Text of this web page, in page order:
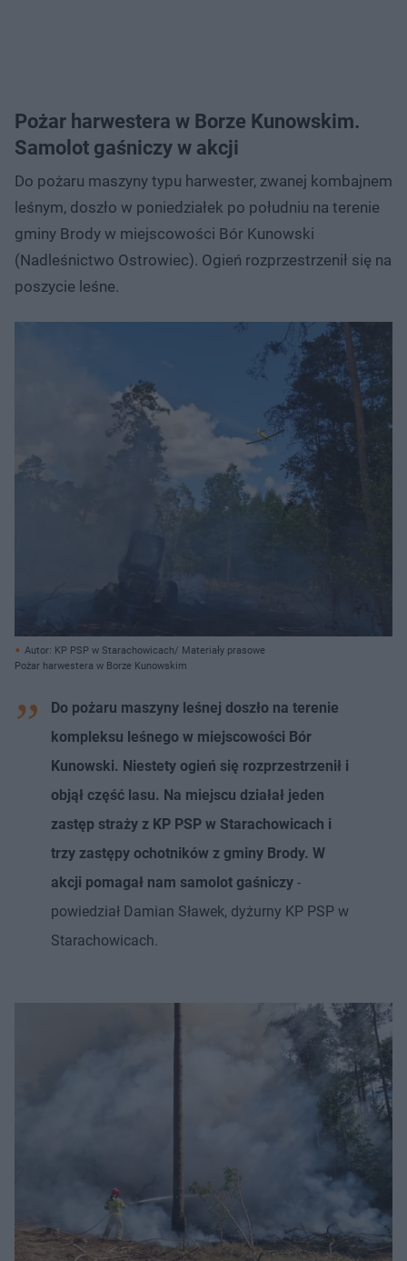
Pożar harwestera w Borze Kunowskim.
Samolot gaśniczy w akcji
Do pożaru maszyny typu harwester, zwanej kombajnem
leśnym, doszło w poniedziałek po południu na terenie
gminy Brody w miejscowości Bór Kunowski
(Nadleśnictwo Ostrowiec). Ogień rozprzestrzenił się na
poszycie leśne.
Autor: KP PSP w Starachowicach/ Materiały prasowe
Pożar harwestera w Borze Kunowskim
Do pożaru maszyny leśnej doszło na terenie
kompleksu leśnego w miejscowości Bór
Kunowski. Niestety ogień się rozprzestrzenił i
objął część lasu. Na miejscu działał jeden
zastęp straży z KP PSP w Starachowicach i
trzy zastępy ochotników z gminy Brody. W
akcji pomagał nam samolot gaśniczy -
powiedział Damian Sławek, dyżurny KP PSP w
Starachowicach.